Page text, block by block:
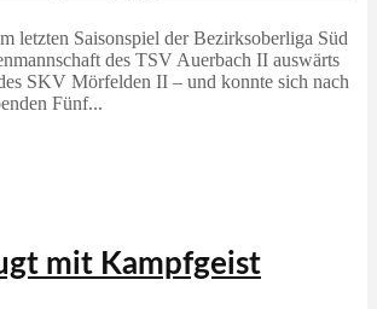
letzten Saisonspiel der Bezirksoberliga Süd
des TSV Auerbach II auswärts
SKV Mörfelden II – und konnte sich nach
Fünf...
mit Kampfgeist